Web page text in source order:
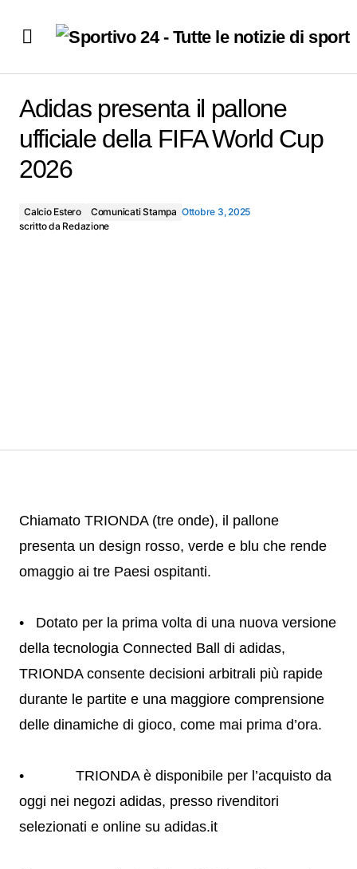
Cup 2026
Adidas presenta il pallone
ufficiale della FIFA World Cup
2026
Calcio Estero Comunicati Stampa Ottobre 3, 2025
scritto da Redazione
Chiamato TRIONDA (tre onde), il pallone
presenta un design rosso, verde e blu che rende
omaggio ai tre Paesi ospitanti.
• Dotato per la prima volta di una nuova versione
della tecnologia Connected Ball di adidas,
TRIONDA consente decisioni arbitrali più rapide
durante le partite e una maggiore comprensione
delle dinamiche di gioco, come mai prima d’ora.
• TRIONDA è disponibile per l’acquisto da
oggi nei negozi adidas, presso rivenditori
selezionati e online su adidas.it